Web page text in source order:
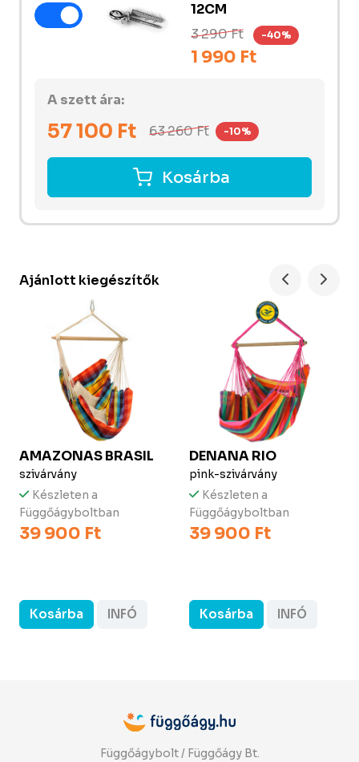
12CM
3 290 Ft
-40%
1 990 Ft
A szett ára:
57 100 Ft 63 260Ft -10%
Kosárba
Ajánlott kiegészítők
AMAZONASBRASIL
szivárvány
Készleten a
Függőágyboltban
39 900 Ft
Kosárba INFÓ
DENANARIO
pink-szivárvány
Készleten a
Függőágyboltban
39 900 Ft
Kosárba INFÓ
Függőágybolt / Függőágy Bt.